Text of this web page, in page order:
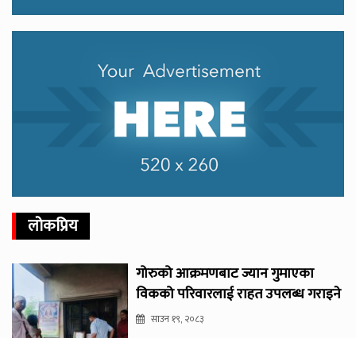
लोकप्रिय
गोरुको आक्रमणबाट ज्यान गुमाएका
विकको परिवारलाई राहत उपलब्ध गराइने
साउन १९, २०८३